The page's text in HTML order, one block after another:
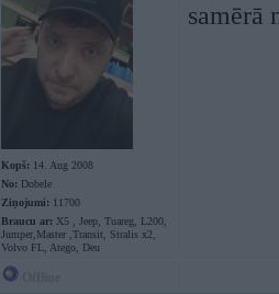
Kopš: 14. Aug 2008
No: Dobele
Ziņojumi: 11700
Braucu ar: X5 , Jeep, Tuareg, L200,
Jumper,Master ,Transit, Stralis x2,
Volvo FL, Atego, Deu
samērā